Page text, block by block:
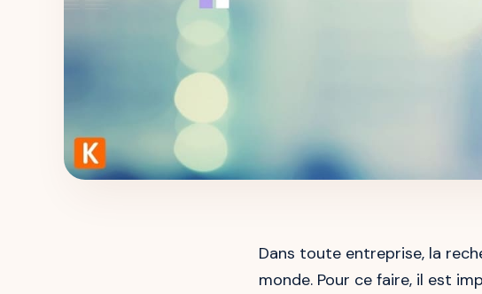
Dans toute entreprise, la
monde. Pour ce faire, il est